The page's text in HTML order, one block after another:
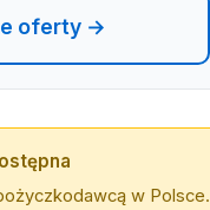
oferty →
w Polsce.